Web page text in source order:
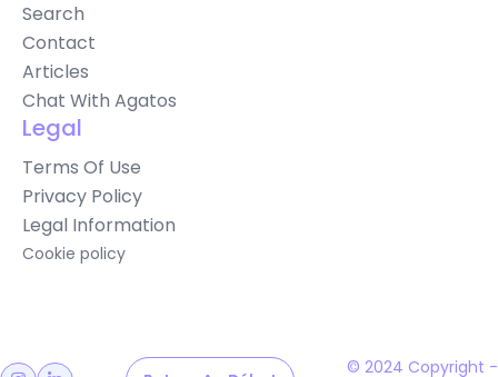
Search
Contact
Articles
Chat With Agatos
Legal
Terms Of Use
Privacy Policy
Legal Information
Cookie policy
© 2024 Copyright -